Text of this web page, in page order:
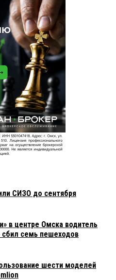
СИЗО до сентября
в центре Омска водитель
сбил семь пешеходов
шести моделей